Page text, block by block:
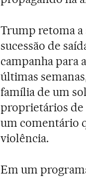
Trump retoma a
sucessão de
campanha para
últimas
família de um
proprietários de
um comentário
violência.
Em um